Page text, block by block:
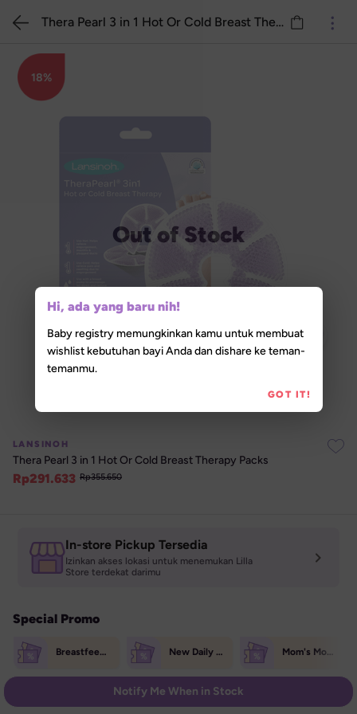
Out of Stock
18%
LANSINOH
Thera Pearl 3 in 1 Hot Or Cold Breast Therapy Packs
Rp291.633 Rp355.650
In-store Pickup Tersedia
Izinkan akses lokasi untuk menemukan Lilla
Store terdekat darimu
Special Promo
Breastfeeding Week Extra Voucher (70K) New Daily Treats 50K Mom's Monday Treat 150K
Thera Pearl 3 in 1 Hot Or Cold Breast Therapy Packs
Notify Me When in Stock
Hi, ada yang baru nih!
Baby registry memungkinkan kamu untuk membuat
wishlist kebutuhan bayi Anda dan dishare ke teman-
temanmu.
GOT IT!